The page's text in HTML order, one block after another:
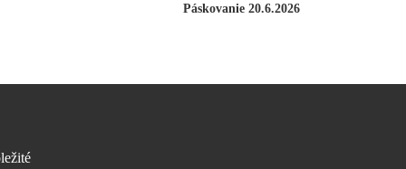
Páskovanie 20.6.2026